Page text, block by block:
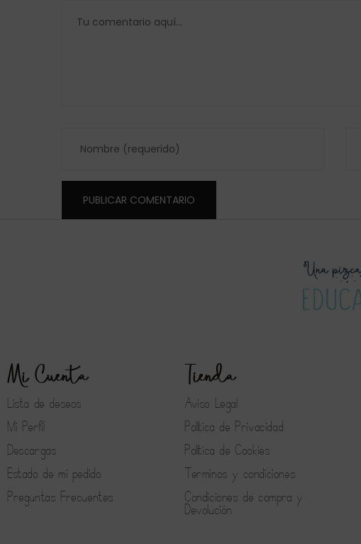
Mi Cuenta
Lista de deseos
Mi Perfil
Descargas
Estado de mi pedido
Preguntas Frecuentes
Tienda
Aviso Legal
Política de Privacidad
Política de Cookies
Terminos y condiciones
Condiciones de compra y
Devolución